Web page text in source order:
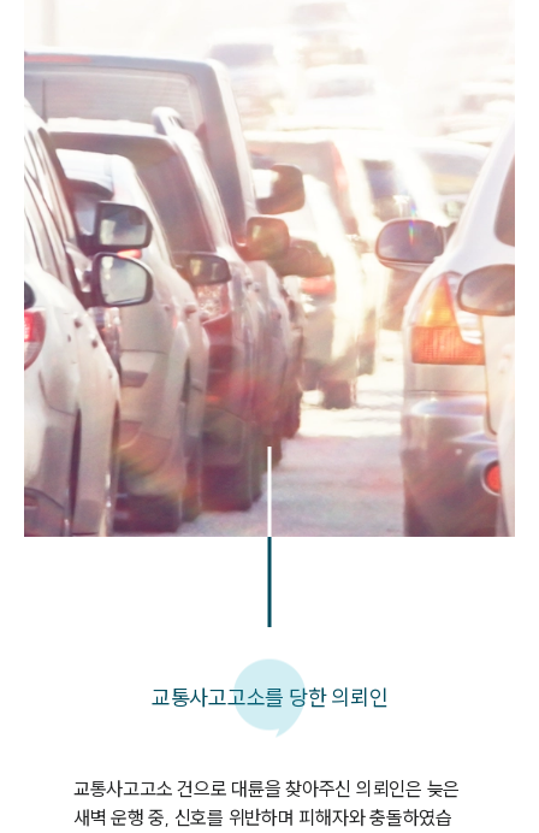
교통사고고소를 당한 의뢰인
교통사고고소 건으로 대륜을 찾아주신 의뢰인은 늦은
새벽 운행 중, 신호를 위반하며 피해자와 충돌하였습